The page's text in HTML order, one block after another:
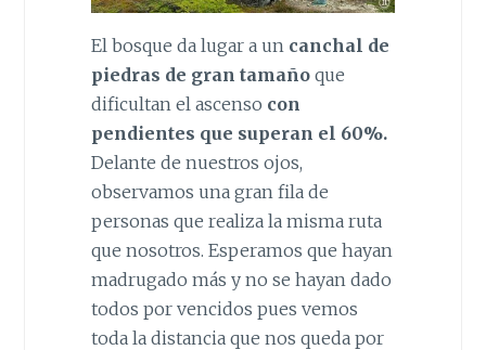
El bosque da lugar a un canchal de
piedras de gran tamañoque
dificultan el ascenso con
pendientes que superan el 60%.
Delante de nuestros ojos,
observamos una gran fila de
personas que realiza la misma ruta
que nosotros. Esperamos que hayan
madrugado más y no se hayan dado
todos por vencidos pues vemos
toda la distancia que nos queda por